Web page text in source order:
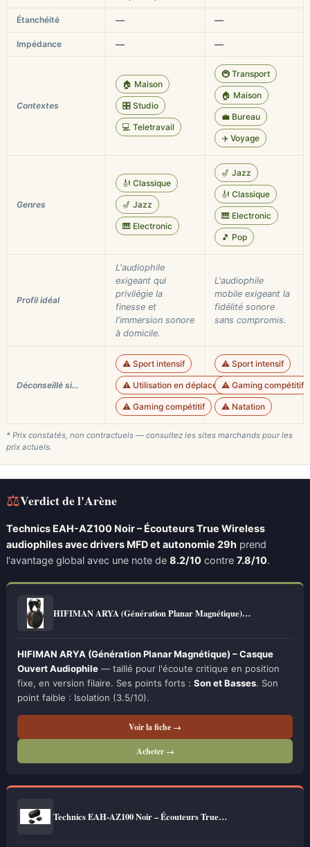
Étanchéité — —
Impédance — —
Contextes
🏠 Maison
🎛️ Studio
💻 Teletravail
🚇 Transport
🏠 Maison
💼 Bureau
✈️ Voyage
Genres
🎻 Classique
🎷 Jazz
🎹 Electronic
🎷 Jazz
🎻 Classique
🎹 Electronic
🎵 Pop
Profil idéal
L'audiophile
exigeant qui
privilégie la
finesse et
l'immersion sonore
à domicile.
L'audiophile
mobile exigeant la
fidélité sonore
sans compromis.
Déconseillé si…
⚠️ Sport intensif
⚠️ Utilisation en déplacement
⚠️ Gaming compétitif
⚠️ Sport intensif
⚠️ Gaming compétitif
⚠️ Natation
* Prix constatés, non contractuels — consultez les sites marchands pour les
prix actuels.
⚖Verdict de l'Arène
Technics EAH-AZ100 Noir – Écouteurs True Wireless
audiophiles avec drivers MFD et autonomie 29h prend
l'avantage global avec une note de 8.2/10 contre 7.8/10.
HIFIMAN ARYA (Génération Planar Magnétique)…
HIFIMAN ARYA (Génération Planar Magnétique) – Casque
Ouvert Audiophile — taillé pour l'écoute critique en position
fixe, en version filaire. Ses points forts : Son et Basses. Son
point faible : Isolation (3.5/10).
Voir la fiche →
Acheter →
Technics EAH-AZ100 Noir – Écouteurs True…